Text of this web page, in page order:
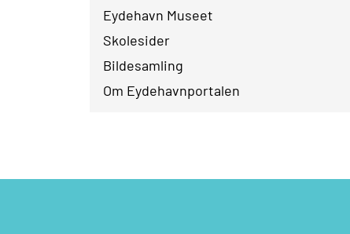
Eydehavn Museet
Skolesider
Bildesamling
Om Eydehavnportalen